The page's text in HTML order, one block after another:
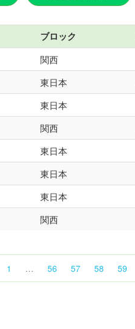
ブロック
関西
東日本
東日本
関西
東日本
東日本
東日本
関西
1 … 56 57 58 59